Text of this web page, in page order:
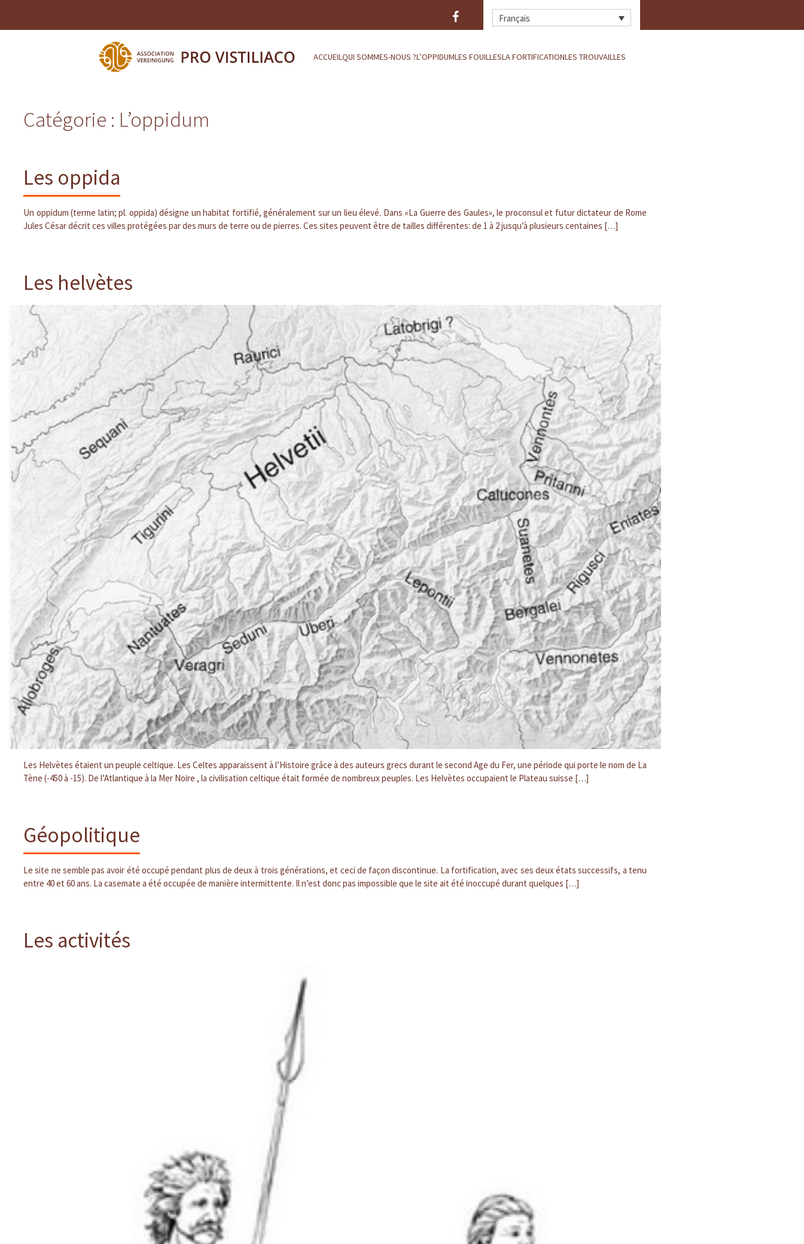
Français
ACCUEIL QUI SOMMES-NOUS ?L’OPPIDUMLES FOUILLESLA FORTIFICATIONLES TROUVAILLES
Catégorie : L’oppidum
Les oppida
Un oppidum (terme latin; pl. oppida) désigne un habitat fortifié, généralement sur un lieu élevé. Dans «La Guerre des Gaules», le proconsul et futur dictateur de Rome
Jules César décrit ces villes protégées par des murs de terre ou de pierres. Ces sites peuvent être de tailles différentes: de 1 à 2 jusqu’à plusieurs centaines […]
Les helvètes
Les Helvètes étaient un peuple celtique. Les Celtes apparaissent à l’Histoire grâce à des auteurs grecs durant le second Age du Fer, une période qui porte le nom de La
Tène (-450 à -15). De l’Atlantique à la Mer Noire , la civilisation celtique était formée de nombreux peuples. Les Helvètes occupaient le Plateau suisse […]
Géopolitique
Le site ne semble pas avoir été occupé pendant plus de deux à trois générations, et ceci de façon discontinue. La fortification, avec ses deux états successifs, a tenu
entre 40 et 60 ans. La casemate a été occupée de manière intermittente. Il n’est donc pas impossible que le site ait été inoccupé durant quelques […]
Les activités